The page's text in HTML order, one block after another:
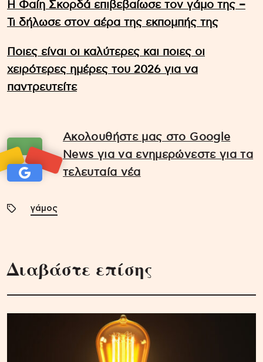
Η Φαίη Σκορδά επιβεβαίωσε τον γάμο της –
Τι δήλωσε στον αέρα της εκπομπής της
Ποιες είναι οι καλύτερες και ποιες οι
χειρότερες ημέρες του 2026 για να
παντρευτείτε
Ακολουθήστε μας στο Google
News για να ενημερώνεστε για τα
τελευταία νέα
γάμος
Διαβάστε επίσης